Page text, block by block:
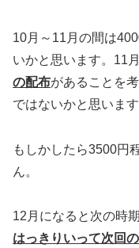
10月～11月の間は
いかと思います。11
の配布があることを
ではないかと思います
もしかしたら3500円
ん。
12月になると次の時
はっきりいって次回